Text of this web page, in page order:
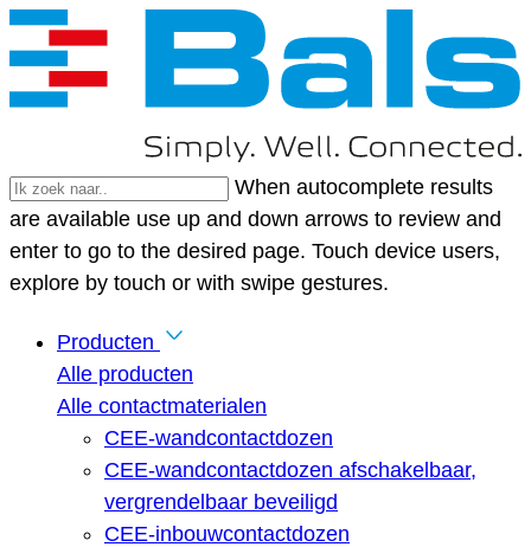
When autocomplete results
are available use up and down arrows to review and
enter to go to the desired page. Touch device users,
explore by touch or with swipe gestures.
Producten
Alle producten
Alle contactmaterialen
CEE-wandcontactdozen
CEE-wandcontactdozen afschakelbaar,
vergrendelbaar beveiligd
CEE-inbouwcontactdozen